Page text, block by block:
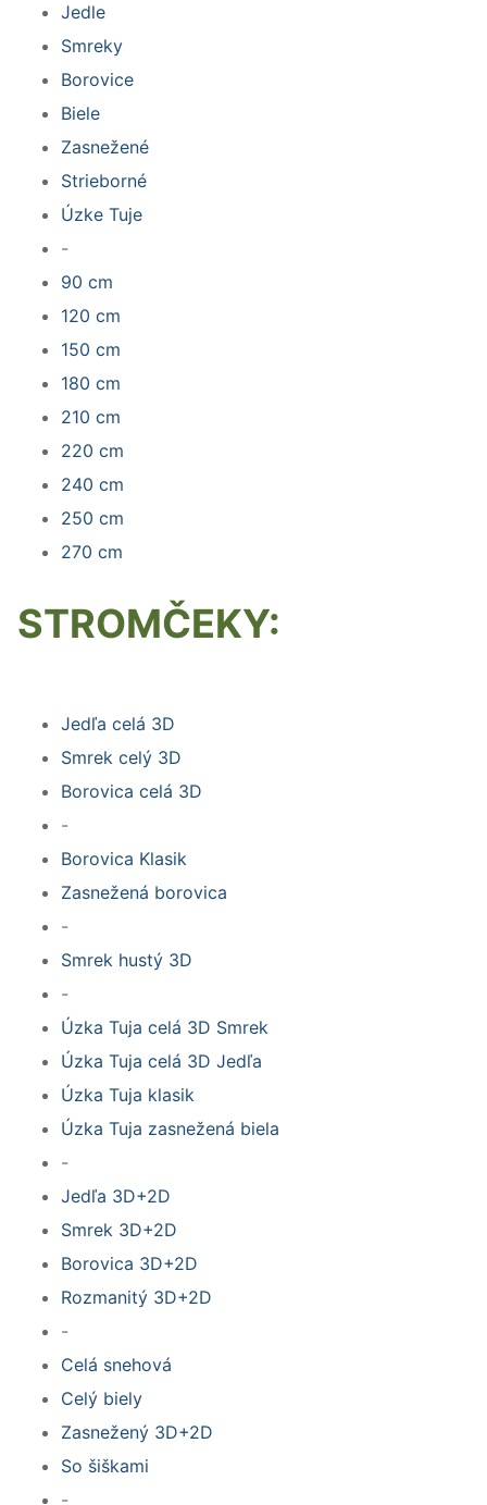
Jedle
Smreky
Borovice
Biele
Zasnežené
Strieborné
Úzke Tuje
-
90 cm
120 cm
150 cm
180 cm
210 cm
220 cm
240 cm
250 cm
270 cm
STROMČEKY:
Jedľa celá 3D
Smrek celý 3D
Borovica celá 3D
-
Borovica Klasik
Zasnežená borovica
-
Smrek hustý 3D
-
Úzka Tuja celá 3D Smrek
Úzka Tuja celá 3D Jedľa
Úzka Tuja klasik
Úzka Tuja zasnežená biela
-
Jedľa 3D+2D
Smrek 3D+2D
Borovica 3D+2D
Rozmanitý 3D+2D
-
Celá snehová
Celý biely
Zasnežený 3D+2D
So šiškami
-